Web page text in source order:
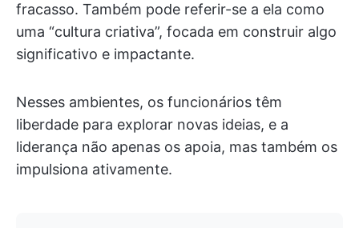
fracasso. Também pode referir-se a ela como
uma “cultura criativa”, focada em construir algo
significativo e impactante.
Nesses ambientes, os funcionários têm
liberdade para explorar novas ideias, e a
liderança não apenas os apoia, mas também os
impulsiona ativamente.